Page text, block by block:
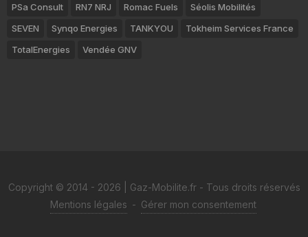
PSa Consult
RN7 NRJ Romac Fuels
Séolis Mobilités
SEVEN
Synqo Energies TANKYOU
Tokheim Services France
TotalEnergies
Vendée GNV
Copyright © 2014 - 2026 | Gaz-Mobilite.fr - Tous droits réservés
Mentions légales - Gérer mon consentement